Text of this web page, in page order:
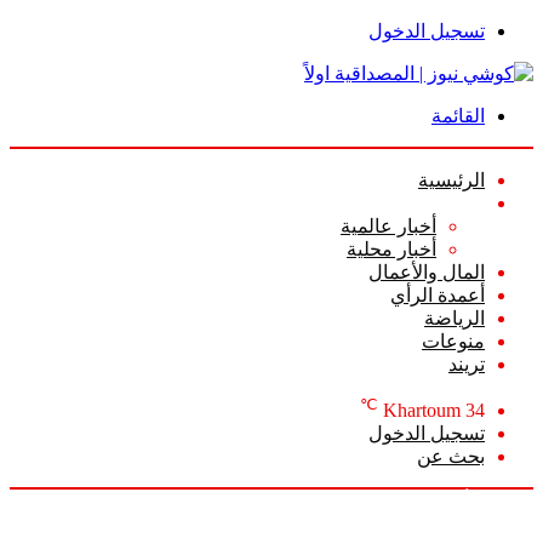
تسجيل الدخول
القائمة
الرئيسية
أخبار عالمية
أخبار محلية
المال والأعمال
أعمدة الرأي
الرياضة
منوعات
تريند
Khartoum 34
℃
تسجيل الدخول
بحث عن